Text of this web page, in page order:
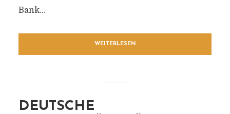
Bank...
WEITERLESEN
DEUTSCHE